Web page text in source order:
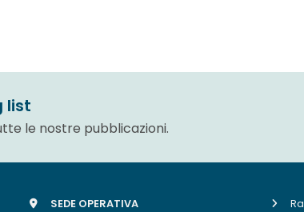
list
le nostre pubblicazioni.
SEDE OPERATIVA